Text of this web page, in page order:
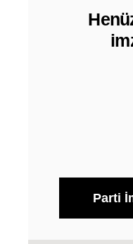
Parti